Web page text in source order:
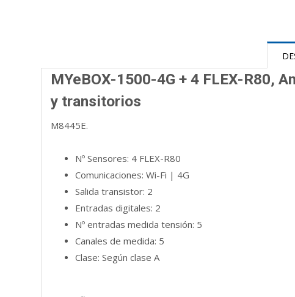
MYeBOX-1500-4G + 4 FLEX-R80,
y transitorios
M8445E.
Nº Sensores: 4 FLEX-R80
Comunicaciones: Wi-Fi | 4G
Salida transistor: 2
Entradas digitales: 2
Nº entradas medida tensión: 5
Canales de medida: 5
Clase: Según clase A